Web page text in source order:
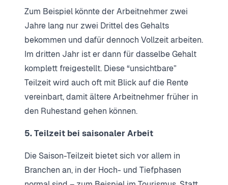
Zum Beispiel könnte der Arbeitnehmer zwei
Jahre lang nur zwei Drittel des Gehalts
bekommen und dafür dennoch Vollzeit arbeiten.
Im dritten Jahr ist er dann für dasselbe Gehalt
komplett freigestellt. Diese “unsichtbare”
Teilzeit wird auch oft mit Blick auf die Rente
vereinbart, damit ältere Arbeitnehmer früher in
den Ruhestand gehen können.
5. Teilzeit bei saisonaler Arbeit
Die Saison-Teilzeit bietet sich vor allem in
Branchen an, in der Hoch- und Tiefphasen